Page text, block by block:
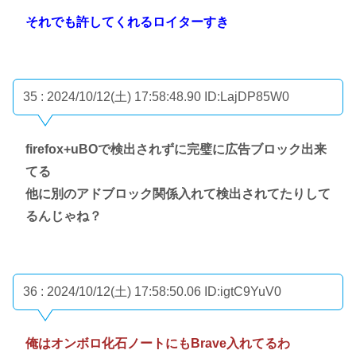
それでも許してくれるロイターすき
35 : 2024/10/12(土) 17:58:48.90 ID:LajDP85W0
firefox+uBOで検出されずに完璧に広告ブロック出来
てる
他に別のアドブロック関係入れて検出されてたりして
るんじゃね？
36 : 2024/10/12(土) 17:58:50.06 ID:igtC9YuV0
俺はオンボロ化石ノートにもBrave入れてるわ